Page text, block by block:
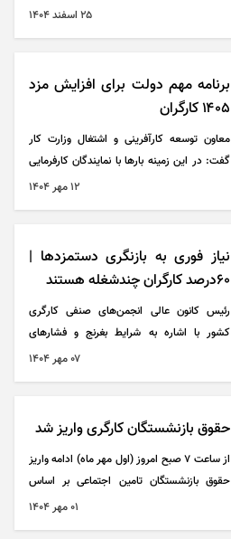
۲۵ اسفند ۱۴۰۴
برنامه مهم دولت برای افزایش مزد
۱۴۰۵ کارگران
معاون توسعه کارآفرینی و اشتغال وزارت کار
گفت: در این زمینه بار‌ها با نمایندگان کارفرمایی
نشست‌هایی داشته‌ایم تا دستمزد‌ها را در
هموطنان قرار بگیرد.
۱۲ مهر ۱۴۰۴
نیاز فوری به بازنگری دستمزد‌ها |
۶۰درصد کارگران چندشغله هستند
رئیس کانون عالی انجمن‌های صنفی کارگری
کشور با اشاره به شرایط بغرنج و فشار‌های
معیشتی کارگران گفت: امروزه چندشغله بودن به
۰۷ مهر ۱۴۰۴
حقوق بازنشستگان کارگری واریز شد
از ساعت ۷ صبح امروز (اول مهر ماه) ادامه واریز
حقوق بازنشستگان تامین اجتماعی بر اساس
حروف الفبا در تهران و استان‌های کشور در حال
۰۱ مهر ۱۴۰۴